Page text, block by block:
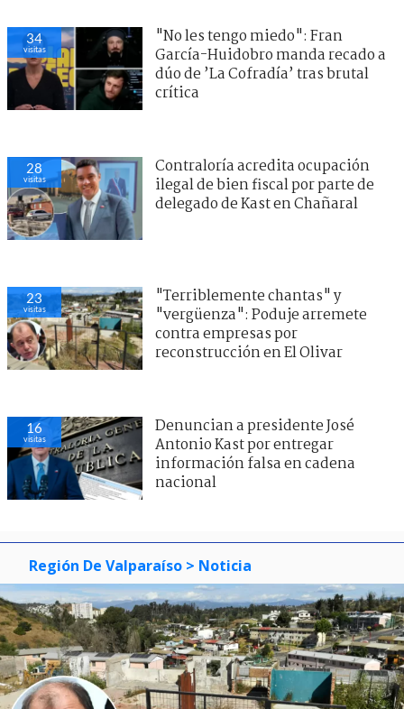
34
visitas
"No les tengo miedo": Fran
García-Huidobro manda recado a
dúo de ’La Cofradía’ tras brutal
crítica
28
visitas
Contraloría acredita ocupación
ilegal de bien fiscal por parte de
delegado de Kast en Chañaral
23
visitas
"Terriblemente chantas" y
"vergüenza": Poduje arremete
contra empresas por
reconstrucción en El Olivar
16
visitas
Denuncian a presidente José
Antonio Kast por entregar
información falsa en cadena
nacional
Región De Valparaíso > Noticia